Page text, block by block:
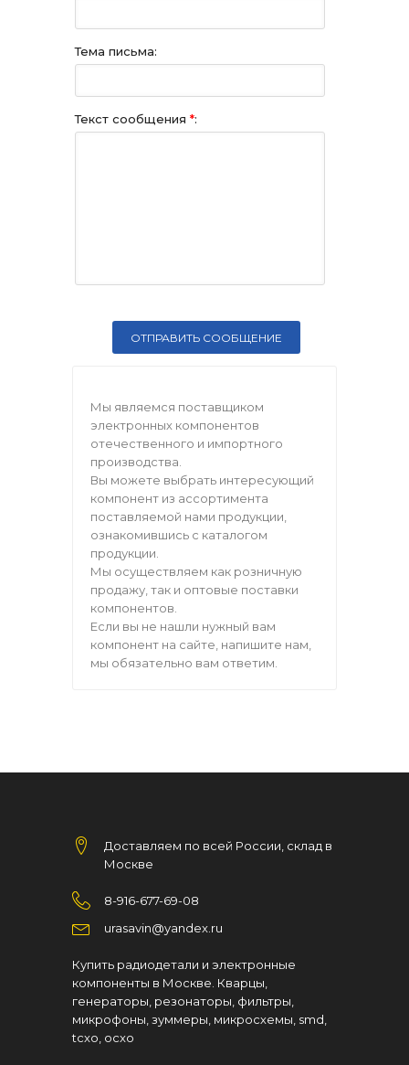
Тема письма:
Текст сообщения *:
Мы являемся поставщиком
электронных компонентов
отечественного и импортного
производства.
Вы можете выбрать интересующий
компонент из ассортимента
поставляемой нами продукции,
ознакомившись с каталогом
продукции.
Мы осуществляем как розничную
продажу, так и оптовые поставки
компонентов.
Если вы не нашли нужный вам
компонент на сайте, напишите нам,
мы обязательно вам ответим.
Доставляем по всей России, склад в
Москве
8-916-677-69-08
urasavin@yandex.ru
Купить радиодетали и электронные
компоненты в Москве. Кварцы,
генераторы, резонаторы, фильтры,
микрофоны, зуммеры, микросхемы, smd,
tcxo, ocxo